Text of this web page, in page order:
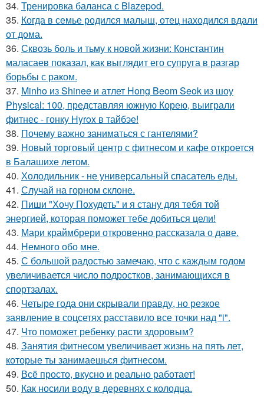
34. Тренировка баланса с Blazepod.
35. Когда в семье родился малыш, отец находился вдали
от дома.
36. Сквозь боль и тьму к новой жизни: Константин
маласаев показал, как выглядит его супруга в разгар
борьбы с раком.
37. Minho из Shinee и атлет Hong Beom Seok из шоу
Physical: 100, представляя южную Корею, выиграли
фитнес - гонку Hyrox в тайбэе!
38. Почему важно заниматься с гантелями?
39. Новый торговый центр с фитнесом и кафе откроется
в Балашихе летом.
40. Холодильник - не универсальный спасатель еды.
41. Случай на горном склоне.
42. Пиши "Хочу Похудеть" и я стану для тебя той
энергией, которая поможет тебе добиться цели!
43. Мари краймбрери откровенно рассказала о даве.
44. Немного обо мне.
45. С большой радостью замечаю, что с каждым годом
увеличивается число подростков, занимающихся в
спортзалах.
46. Четыре года они скрывали правду, но резкое
заявление в соцсетях расставило все точки над "i".
47. Что поможет ребенку расти здоровым?
48. Занятия фитнесом увеличивает жизнь на пять лет,
которые ты занимаешься фитнесом.
49. Всё просто, вкусно и реально работает!
50. Как носили воду в деревнях с колодца.